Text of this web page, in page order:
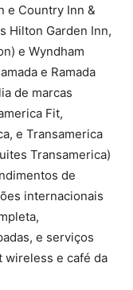
e Country Inn &
Hilton Garden Inn,
e Wyndham
e Ramada
de marcas
Fit,
e Transamerica
Transamerica)
de
internacionais
e serviços
wireless e café da